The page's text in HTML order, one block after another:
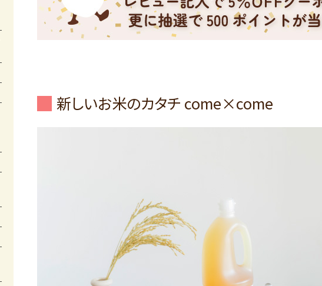
新しいお米のカタチ come×come